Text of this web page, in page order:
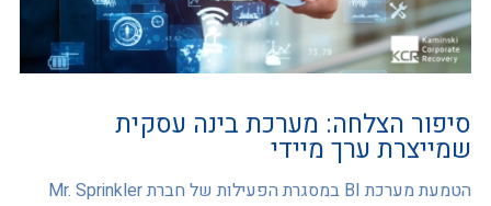
סיפור הצלחה: מערכת בינה עסקית
שמייצרת ערך מיידי
הטמעת מערכת BI במסגרת הפעילות של חברת Mr. Sprinkler